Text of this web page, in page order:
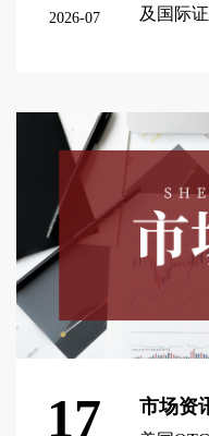
2026-07
及国际
17 市场资